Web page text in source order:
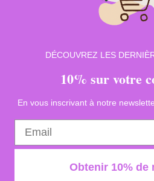
DÉCOUVREZ LES
10% sur votre
En vous inscrivant à notre
Obtenir 10% de